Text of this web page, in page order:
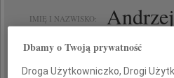
IMIĘ I NAZWISKO:
REGION: Kraków
DATA EMISJI: 20.06.2012
Dbamy o Twoją prywatność
Droga Użytkowniczko, Drogi